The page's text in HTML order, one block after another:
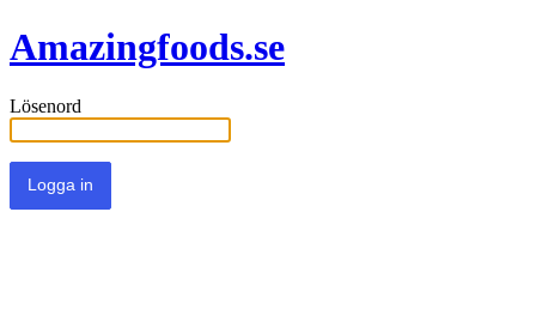
Amazingfoods.se
Lösenord